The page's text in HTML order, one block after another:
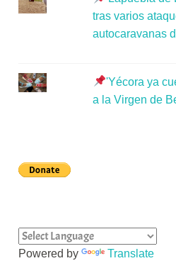
tras varios
autocaravanas
'Yécora ya
a la Virgen de
Powered by Translate